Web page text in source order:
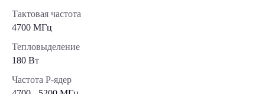
Тактовая частота
4700 МГц
Тепловыделение
180 Вт
Частота P-ядер